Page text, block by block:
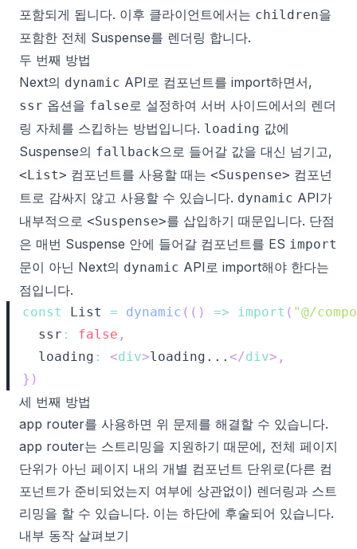
포함되게 됩니다. 이후 클라이언트에서는 children을
포함한 전체 Suspense를 렌더링 합니다.
두 번째 방법
Next의 dynamic API로 컴포넌트를 import하면서,
ssr 옵션을 false로 설정하여 서버 사이드에서의 렌더
링 자체를 스킵하는 방법입니다. loading 값에
Suspense의 fallback으로 들어갈 값을 대신 넘기고,
<List> 컴포넌트를 사용할 때는 <Suspense> 컴포넌
트로 감싸지 않고 사용할 수 있습니다. dynamic API가
내부적으로 <Suspense>를 삽입하기 때문입니다. 단점
은 매번 Suspense 안에 들어갈 컴포넌트를 ES import
문이 아닌 Next의 dynamic API로 import해야 한다는
점입니다.
const List = dynamic ( ( ) => import ( "@/
  ssr
: false ,
  loading
: <div>loading... </div> ,
} )
세 번째 방법
app router를 사용하면 위 문제를 해결할 수 있습니다.
app router는 스트리밍을 지원하기 때문에, 전체 페이지
단위가 아닌 페이지 내의 개별 컴포넌트 단위로(다른 컴
포넌트가 준비되었는지 여부에 상관없이) 렌더링과 스트
리밍을 할 수 있습니다. 이는 하단에 후술되어 있습니다.
내부 동작 살펴보기